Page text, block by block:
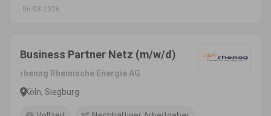
06.08.2026
Business Partner Netz (m/w/d)
rhenag Rheinische Energie AG
Köln, Siegburg